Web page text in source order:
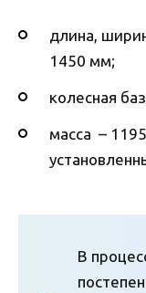
длина,
1450 мм;
колесная
масса –
В